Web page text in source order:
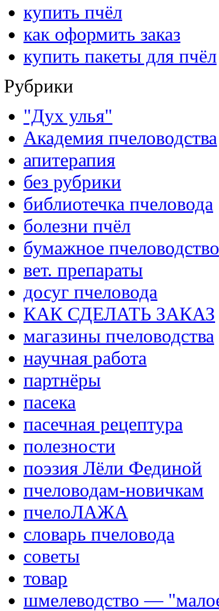
купить пчёл
как оформить заказ
купить пакеты для пчёл
Рубрики
"Дух улья"
Академия пчеловодства
апитерапия
без рубрики
библиотечка пчеловода
болезни пчёл
бумажное пчеловодство
вет. препараты
досуг пчеловода
КАК СДЕЛАТЬ ЗАКАЗ
магазины пчеловодства
научная работа
партнёры
пасека
пасечная рецептура
полезности
поэзия Лёли Фединой
пчеловодам-новичкам
пчелоЛАЖА
словарь пчеловода
советы
товар
шмелеводство —